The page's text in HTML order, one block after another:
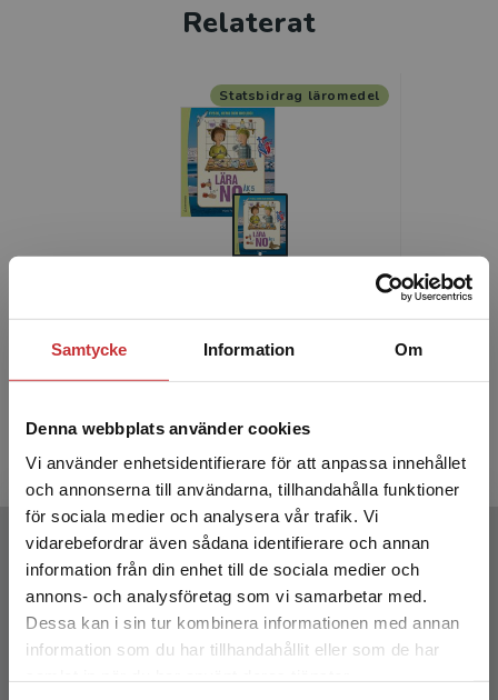
Samtycke Information Om
Denna webbplats använder cookies
Vi använder enhetsidentifierare för att anpassa innehållet
och annonserna till användarna, tillhandahålla funktioner
för sociala medier och analysera vår trafik. Vi
vidarebefordrar även sådana identifierare och annan
information från din enhet till de sociala medier och
annons- och analysföretag som vi samarbetar med.
Dessa kan i sin tur kombinera informationen med annan
information som du har tillhandahållit eller som de har
Begränsad fraktregion
Det verkar som att du besöker
studentlitteratur.se via en enhet utanför Sverige.
Relaterat
Elevpaket - Tryckt bok + Digital
elevlicens 36 mån
242 krinkl. moms
Exkl. moms: 228 kr
Statsbidrag läromedel
Exkl.
Författare